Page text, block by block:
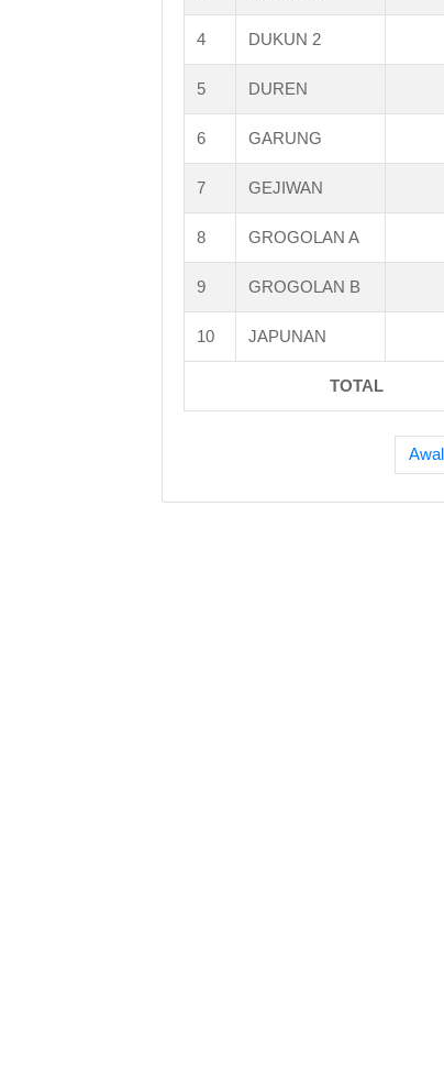
4 DUKUN 2
5 DUREN
6 GARUNG
7 GEJIWAN
8 GROGOLAN A
9 GROGOLAN B
10 JAPUNAN
TOTAL
Awal